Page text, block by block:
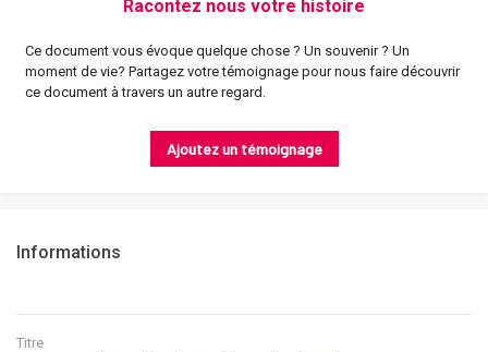
Informations
Titre
Racontez nous votre histoire
Ce document vous évoque quelque chose ? Un souvenir ? Un
moment de vie? Partagez votre témoignage pour nous faire découvrir
ce document à travers un autre regard.
Ajoutez un témoignage